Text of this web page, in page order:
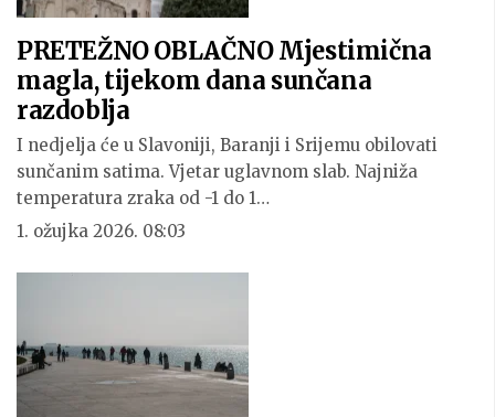
PRETEŽNO OBLAČNO Mjestimična
magla, tijekom dana sunčana
razdoblja
I nedjelja će u Slavoniji, Baranji i Srijemu obilovati
sunčanim satima. Vjetar uglavnom slab. Najniža
temperatura zraka od -1 do 1…
1. ožujka 2026. 08:03